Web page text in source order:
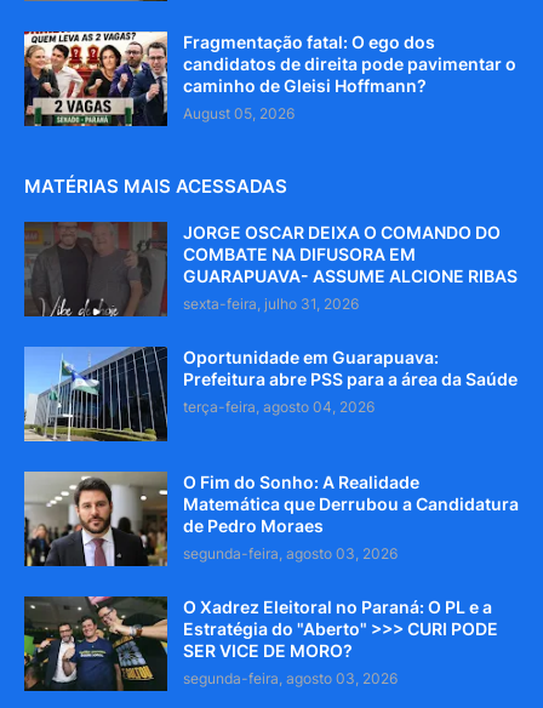
Fragmentação fatal: O ego dos
candidatos de direita pode pavimentar o
caminho de Gleisi Hoffmann?
August 05, 2026
MATÉRIAS MAIS ACESSADAS
JORGE OSCAR DEIXA O COMANDO DO
COMBATE NA DIFUSORA EM
GUARAPUAVA- ASSUME ALCIONE RIBAS
sexta-feira, julho 31, 2026
Oportunidade em Guarapuava:
Prefeitura abre PSS para a área da Saúde
terça-feira, agosto 04, 2026
O Fim do Sonho: A Realidade
Matemática que Derrubou a Candidatura
de Pedro Moraes
segunda-feira, agosto 03, 2026
O Xadrez Eleitoral no Paraná: O PL e a
Estratégia do "Aberto" >>> CURI PODE
SER VICE DE MORO?
segunda-feira, agosto 03, 2026